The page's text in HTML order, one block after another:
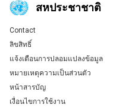
สหประชาชาติ
Global U.N. menu
Contact
ลิขสิทธิ์
แจ้งเตือนการปลอมแปลงข้อมูล
หมายเหตุความเป็นส่วนตัว
หน้าสารบัญ
เงื่อนไขการใช้งาน